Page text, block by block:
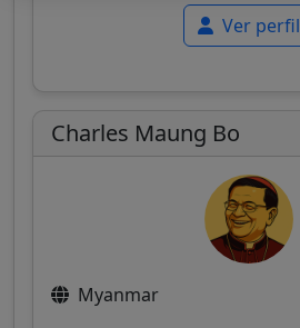
Ver perfil
Charles Maung Bo
Myanmar